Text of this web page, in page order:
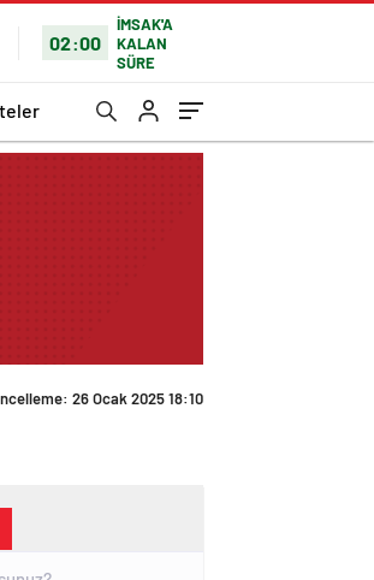
02:00
İMSAK'A
KALAN
SÜRE
26 Ocak 2025 18:10